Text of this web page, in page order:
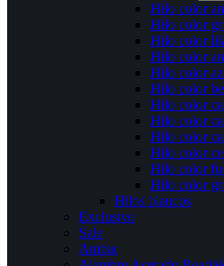
Hilo color
Hilo color
Hilo color
Hilo color
Hilo color
Hilo color
Hilo color
Hilo color
Hilo color
Hilo color
Hilo color
Hilo color
Hilos blancos
Exclusivo
Sale
Ambar